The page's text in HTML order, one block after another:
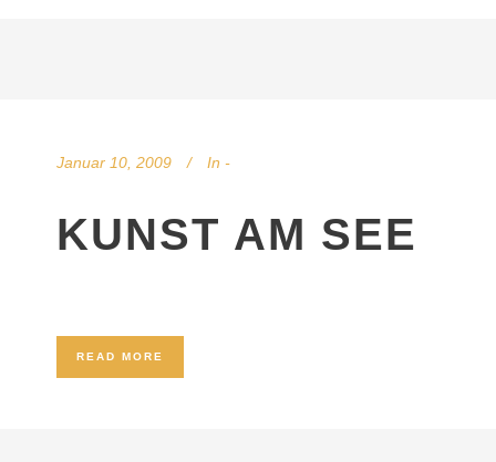
Januar 10, 2009 In -
KUNST AM SEE
READ MORE